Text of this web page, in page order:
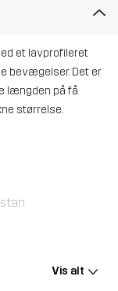
et lavprofileret
bevægelser. Det er
længden på få
størrelse.
Vis alt